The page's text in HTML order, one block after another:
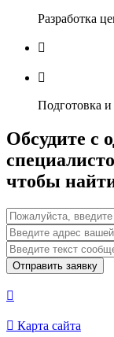
Разработка


Подготовка и
Обсудите с
чтобы
Отправить заявку

 Карта сайта